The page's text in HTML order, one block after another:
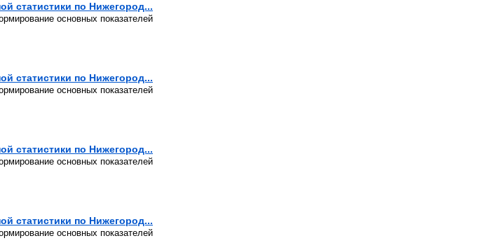
статистики по Нижегород...
основных показателей
статистики по Нижегород...
основных показателей
статистики по Нижегород...
основных показателей
статистики по Нижегород...
основных показателей